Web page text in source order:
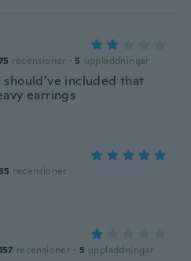
recensioner · 5 uppladdningar
included that
earrings
recensioner
recensioner · 5 uppladdningar